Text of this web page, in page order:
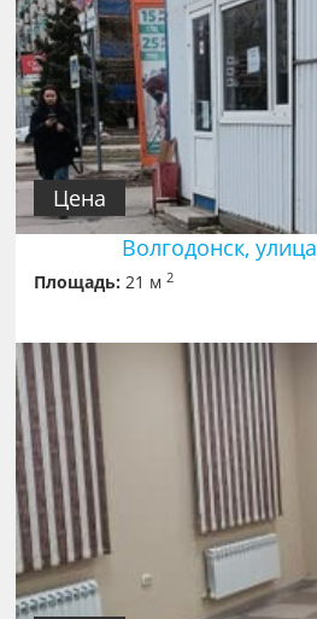
Цена
Волгодонск,
Площадь: 21 м2